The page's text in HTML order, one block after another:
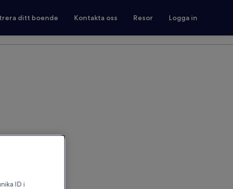
ditt boende Kontakta oss Resor Logga in
ID i